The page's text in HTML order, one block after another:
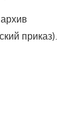
приказ).